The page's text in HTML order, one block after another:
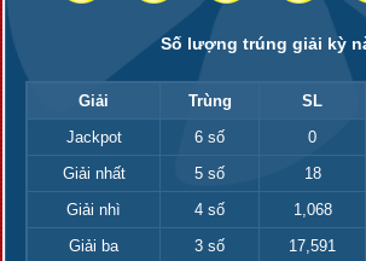
Số lượng trúng giải kỳ
Giải Trùng SL
Jackpot
6 số 0
Giải nhất
5 số 18
Giải nhì
4 số 1,068
Giải ba
3 số 17,591